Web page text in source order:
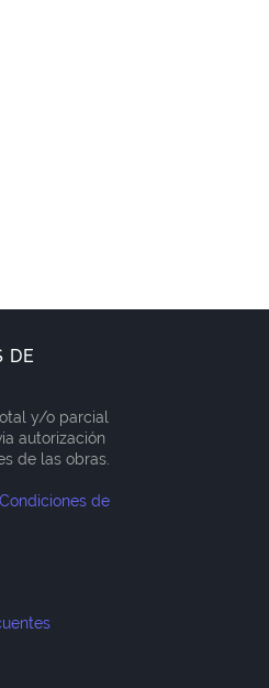
DE
y/o parcial
autorización
de las obras.
de